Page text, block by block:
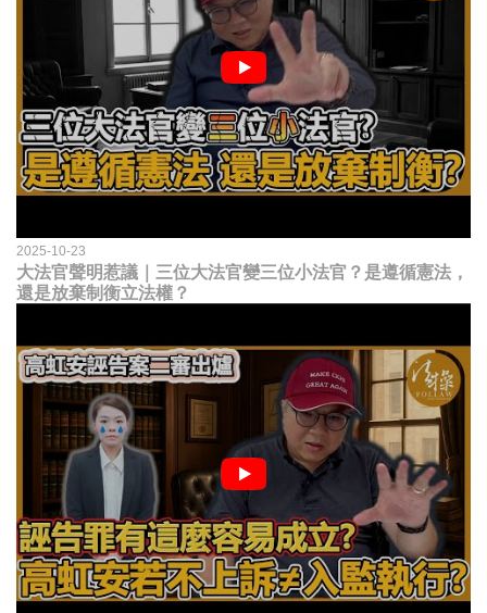
2025-10-23
大法官聲明惹議｜三位大法官變三位小法官？是遵循憲法，
還是放棄制衡立法權？